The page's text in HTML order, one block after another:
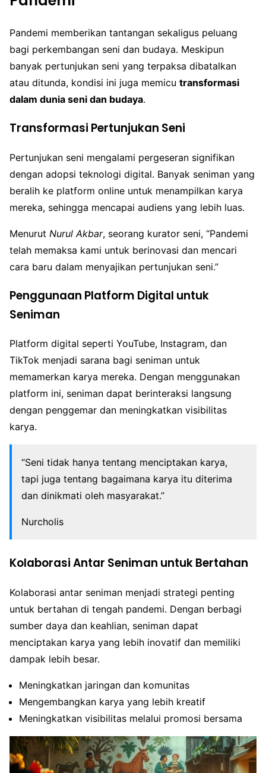
Pandemi memberikan tantangan sekaligus peluang
bagi perkembangan seni dan budaya. Meskipun
banyak pertunjukan seni yang terpaksa dibatalkan
atau ditunda, kondisi ini juga memicu transformasi
dalam dunia seni dan budaya.
Transformasi Pertunjukan Seni
Pertunjukan seni mengalami pergeseran signifikan
dengan adopsi teknologi digital. Banyak seniman yang
beralih ke platform online untuk menampilkan karya
mereka, sehingga mencapai audiens yang lebih luas.
Menurut Nurul Akbar, seorang kurator seni, “Pandemi
telah memaksa kami untuk berinovasi dan mencari
cara baru dalam menyajikan pertunjukan seni.”
Penggunaan Platform Digital untuk
Seniman
Platform digital seperti YouTube, Instagram, dan
TikTok menjadi sarana bagi seniman untuk
memamerkan karya mereka. Dengan menggunakan
platform ini, seniman dapat berinteraksi langsung
dengan penggemar dan meningkatkan visibilitas
karya.
“Seni tidak hanya tentang menciptakan karya,
tapi juga tentang bagaimana karya itu diterima
dan dinikmati oleh masyarakat.”
Nurcholis
Kolaborasi Antar Seniman untuk Bertahan
Kolaborasi antar seniman menjadi strategi penting
untuk bertahan di tengah pandemi. Dengan berbagi
sumber daya dan keahlian, seniman dapat
menciptakan karya yang lebih inovatif dan memiliki
dampak lebih besar.
Meningkatkan jaringan dan komunitas
Mengembangkan karya yang lebih kreatif
Meningkatkan visibilitas melalui promosi bersama